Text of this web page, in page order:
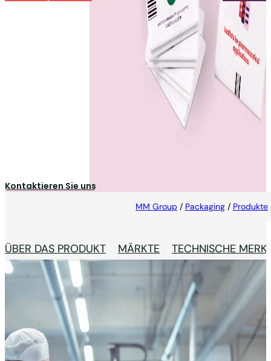
Healthcare
Hersteller
weltweit mit Patienteninformationsbroschüren
Kontaktieren Sie uns
MM Group / Packaging / Produkte
ÜBER DAS PRODUKT MÄRKTE TECHNISCHE